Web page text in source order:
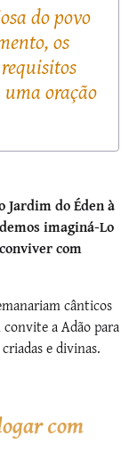
do povo
os
uma oração
Jardim do Éden à
imaginá-Lo
com
cânticos
a Adão para
e divinas.
com